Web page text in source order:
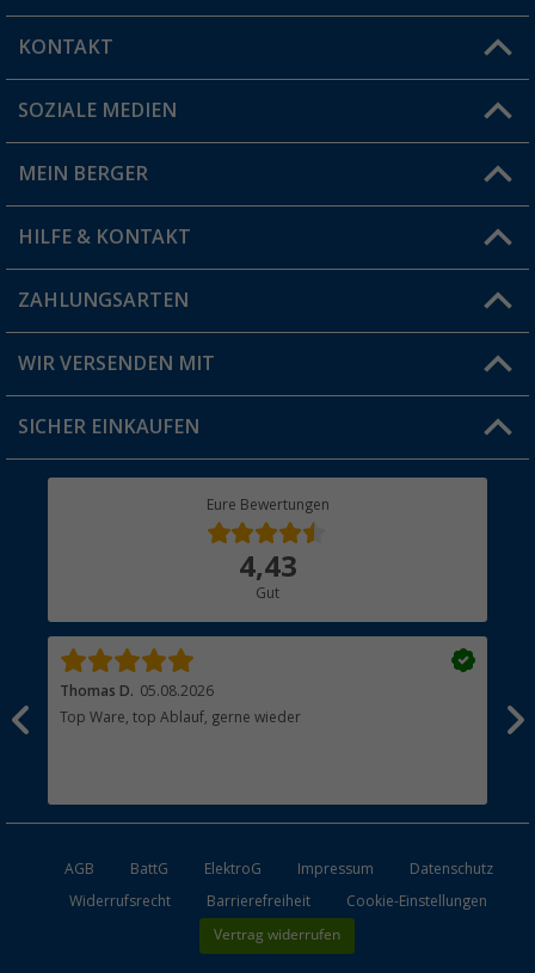
KONTAKT
Du hast eine Frage?
Filiale finden
SOZIALE MEDIEN
MEIN BERGER
Vorteilskarte
Blog
Jobs & Karriere
HILFE & KONTAKT
FAQ & Kontakt
Versandinformationen
Rücksendung
ZAHLUNGSARTEN
WIR VERSENDEN MIT
SICHER EINKAUFEN
Eure Bewertungen
4,43
Gut
Thomas D. 05.08.2026
Top Ware, top Ablauf, gerne wieder
AGB BattG ElektroG Impressum
Datenschutz
Widerrufsrecht
Barrierefreiheit Cookie-Einstellungen
Vertrag widerrufen